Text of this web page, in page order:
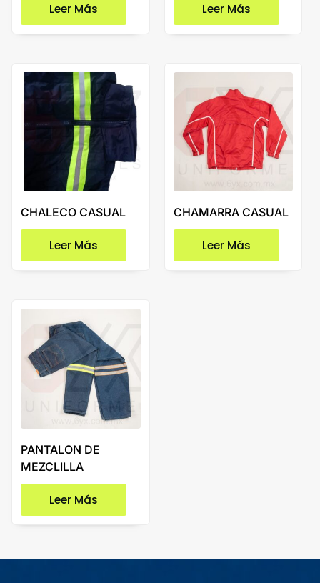
Leer Más Leer Más
CHALECO CASUAL
Leer Más
CHAMARRA CASUAL
Leer Más
PANTALON DE
MEZCLILLA
Leer Más